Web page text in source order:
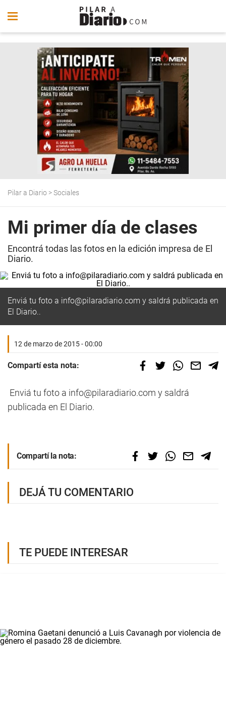
Pilar a Diario >Sociales
Mi primer día de clases
Encontrá todas las fotos en la edición impresa de El
Diario.
Enviá tu foto a info@pilaradiario.com y saldrá publicada en
El Diario..
12 de marzo de 2015 - 00:00
Compartí esta nota:
Enviá tu foto a info@pilaradiario.com y saldrá
publicada en El Diario.
Compartí la nota:
DEJÁ TU COMENTARIO
TE PUEDE INTERESAR